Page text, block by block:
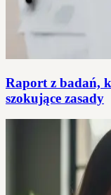
Raport z badań,
szokujące zasady